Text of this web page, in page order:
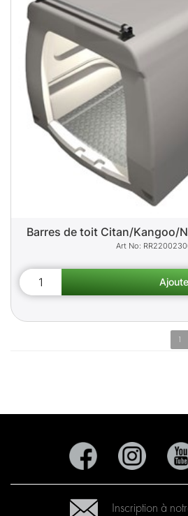
Barres de toit Citan/Kangoo/
1
Inscription à